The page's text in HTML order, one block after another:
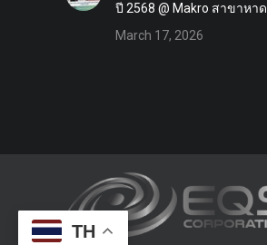
ปี 2568 @ Makro สาขาหา
March 17, 2026
TH